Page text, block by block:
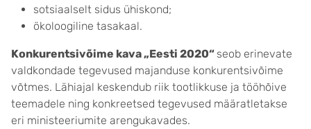
sotsiaalselt sidus ühiskond;
ökoloogiline tasakaal.
Konkurentsivõime kava „Eesti 2020“ seob erinevate
valdkondade tegevused majanduse konkurentsivõime
võtmes. Lähiajal keskendub riik tootlikkuse ja tööhõive
teemadele ning konkreetsed tegevused määratletakse
eri ministeeriumite arengukavades.